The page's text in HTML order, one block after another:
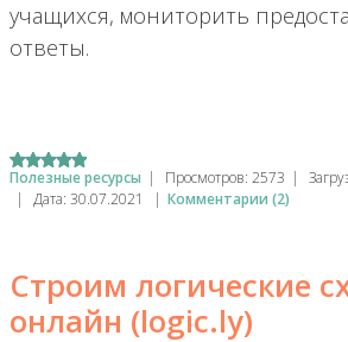
учащихся, мониторить
ответы.
Полезные ресурсы | Просмотров: 2573 |
|
Дата: 30.07.2021 | Комментарии (2)
Строим логические
онлайн (logic.ly)